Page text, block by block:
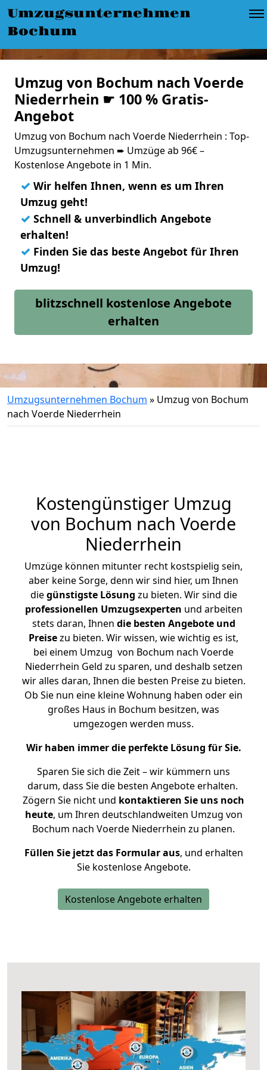
Umzugsunternehmen
Bochum
Umzug von Bochum nach Voerde
Niederrhein ☛ 100 % Gratis-
Angebot
Umzug von Bochum nach Voerde Niederrhein : Top-
Umzugsunternehmen ➨ Umzüge ab 96€ –
Kostenlose Angebote in 1 Min.
✓ Wir helfen Ihnen, wenn es um Ihren
Umzug geht!
✓ Schnell & unverbindlich Angebote
erhalten!
✓ Finden Sie das beste Angebot für Ihren
Umzug!
blitzschnell kostenlose Angebote
erhalten
Umzugsunternehmen Bochum » Umzug von Bochum
nach Voerde Niederrhein
Kostengünstiger Umzug
von Bochum nach Voerde
Niederrhein
Umzüge können mitunter recht kostspielig sein,
aber keine Sorge, denn wir sind hier, um Ihnen
diegünstigste Lösung zu bieten. Wir sind die
professionellen Umzugsexperten und arbeiten
stets daran, Ihnen die besten Angebote und
Preisezu bieten. Wir wissen, wie wichtig es ist,
bei einem Umzug von Bochum nach Voerde
Niederrhein Geld zu sparen, und deshalb setzen
wir alles daran, Ihnen die besten Preise zu bieten.
Ob Sie nun eine kleine Wohnung haben oder ein
großes Haus in Bochum besitzen, was
umgezogen werden muss.
Wir haben immer die perfekte Lösung für Sie.
Sparen Sie sich die Zeit – wir kümmern uns
darum, dass Sie die besten Angebote erhalten.
Zögern Sie nicht und kontaktieren Sie uns noch
heute, um Ihren deutschlandweiten Umzug von
Bochum nach Voerde Niederrhein zu planen.
Füllen Sie jetzt das Formular aus, und erhalten
Sie kostenlose Angebote.
Kostenlose Angebote erhalten